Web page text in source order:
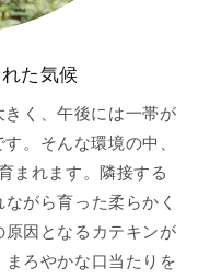
た気候
く、午後には一帯が
。そんな環境の中、
まれます。隣接する
がら育った柔らかく
原因となるカテキンが
ろやかな口当たりを